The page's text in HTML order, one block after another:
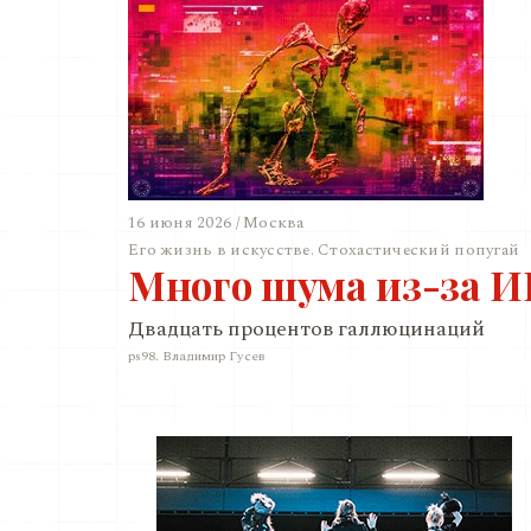
16 июня 2026 / Москва
Его жизнь в искусстве. Стохастический попугай
Много шума из-за
Двадцать процентов галлюцинаций
ps98. Владимир Гусев